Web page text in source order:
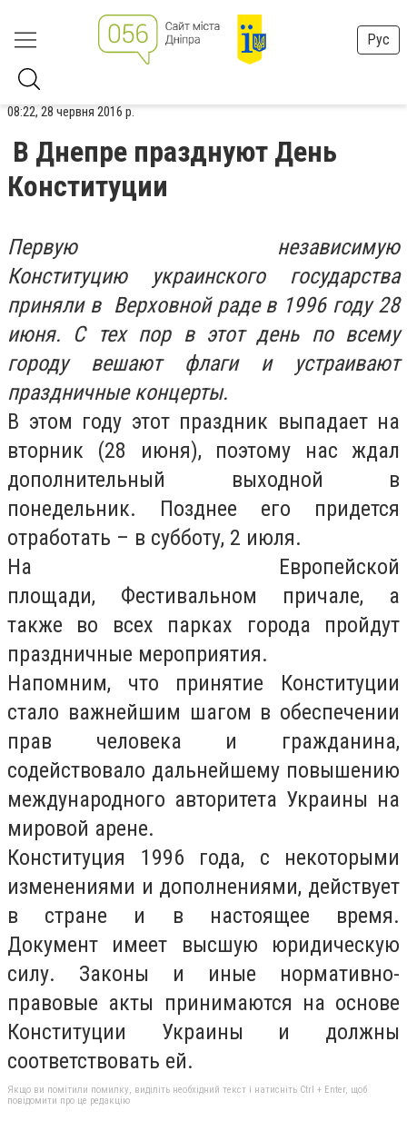
Рус
08:22, 28 червня 2016 р.
В Днепре празднуют День
Конституции
Первую независимую
Конституцию украинского государства
приняли в Верховной раде в 1996 году 28
июня. С тех пор в этот день по всему
городу вешают флаги и устраивают
праздничные концерты.
В этом году этот праздник выпадает на
вторник (28 июня), поэтому нас ждал
дополнительный выходной в
понедельник. Позднее его придется
отработать – в субботу, 2 июля.
На Европейской
площади, Фестивальном причале, а
также во всех парках города пройдут
праздничные мероприятия.
Напомним, что принятие Конституции
стало важнейшим шагом в обеспечении
прав человека и гражданина,
содействовало дальнейшему повышению
международного авторитета Украины на
мировой арене.
Конституция 1996 года, с некоторыми
изменениями и дополнениями, действует
в стране и в настоящее время.
Документ имеет высшую юридическую
силу. Законы и иные нормативно-
правовые акты принимаются на основе
Конституции Украины и должны
соответствовать ей.
Якщо ви помітили помилку, виділіть необхідний текст і натисніть Ctrl + Enter, щоб
повідомити про це редакцію